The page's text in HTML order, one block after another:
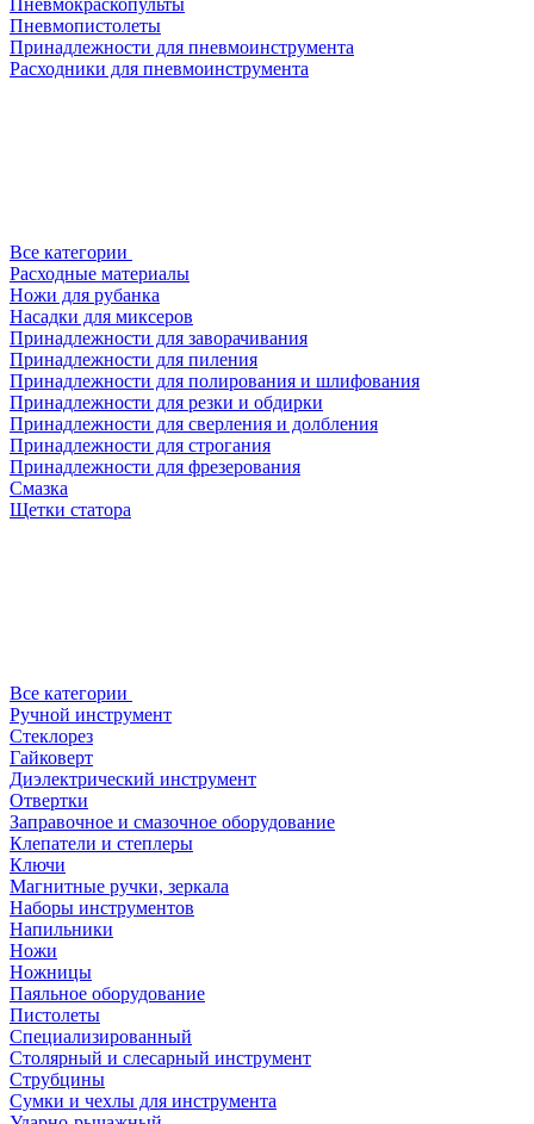
Пневмокраскопульты
Пневмопистолеты
Принадлежности для пневмоинструмента
Расходники для пневмоинструмента
Все категории
Расходные материалы
Ножи для рубанка
Насадки для миксеров
Принадлежности для заворачивания
Принадлежности для пиления
Принадлежности для полирования и шлифования
Принадлежности для резки и обдирки
Принадлежности для сверления и долбления
Принадлежности для строгания
Принадлежности для фрезерования
Смазка
Щетки статора
Все категории
Ручной инструмент
Стеклорез
Гайковерт
Диэлектрический инструмент
Отвертки
Заправочное и смазочное оборудование
Клепатели и степлеры
Ключи
Магнитные ручки, зеркала
Наборы инструментов
Напильники
Ножи
Ножницы
Паяльное оборудование
Пистолеты
Специализированный
Столярный и слесарный инструмент
Струбцины
Сумки и чехлы для инструмента